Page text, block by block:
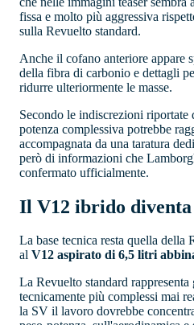
fissa e molto più aggressiva
sulla Revuelto standard.
Anche il cofano anteriore appare
della fibra di carbonio e dettagli
ridurre ulteriormente le masse.
Secondo le indiscrezioni riportate
potenza complessiva potrebbe
accompagnata da una taratura
però di informazioni che
confermato ufficialmente.
Il V12 ibrido diventa
La base tecnica resta quella della
al V12 aspirato di 6,5 litri
La Revuelto standard
tecnicamente più complessi mai
la SV il lavoro dovrebbe